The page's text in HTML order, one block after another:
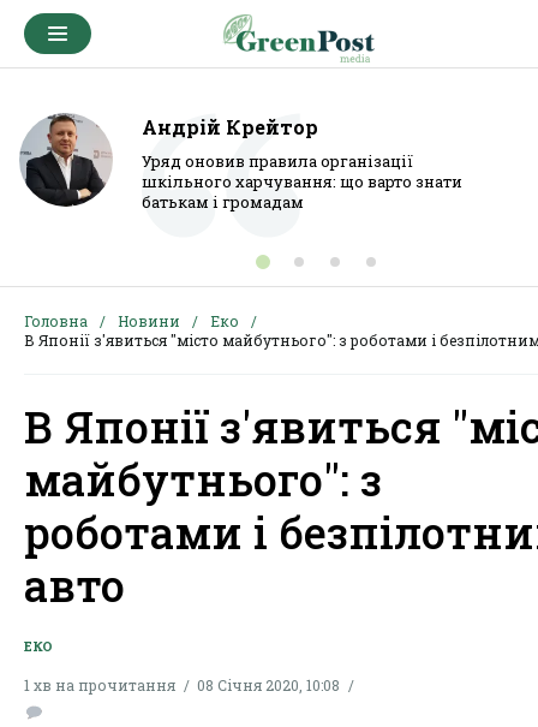
Андрій Крейтор
Уряд оновив правила організації
шкільного харчування: що варто знати
батькам і громадам
Головна Новини
Еко
В Японії з'явиться "місто майбутнього": з роботами і
В Японії з'явиться
майбутнього": з
роботами і
авто
ЕКО
1 хв на прочитання 08 Січня 2020, 10:08